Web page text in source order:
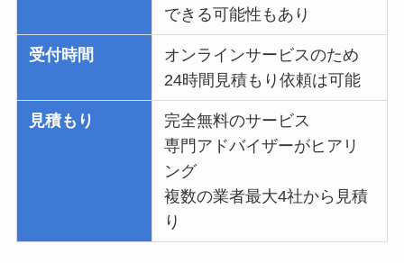
できる可能性もあり
受付時間
オンラインサービスのため
24時間見積もり依頼は可能
見積もり
完全無料のサービス
専門アドバイザーがヒアリ
ング
複数の業者最大4社から見積
り